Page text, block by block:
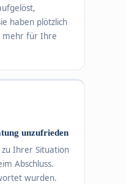
haben plötzlich
mehr für Ihre
unzufrieden
Ihrer Situation
Abschluss.
wurden.